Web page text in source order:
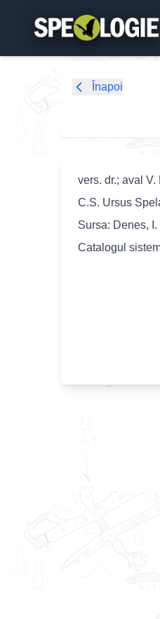
Înapoi
vers. dr.; aval V.
C.S. Ursus
Sursa: Denes,
Catalogul